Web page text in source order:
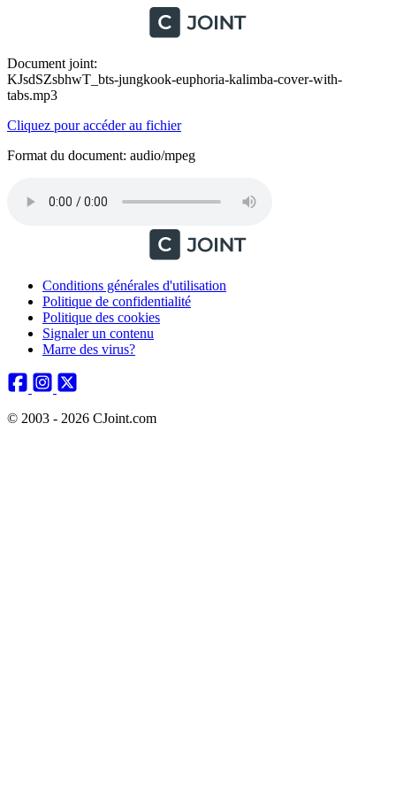
Document joint:
KJsdSZsbhwT_bts-jungkook-euphoria-kalimba-cover-with-
tabs.mp3
Cliquez pour accéder au fichier
Format du document: audio/mpeg
Conditions générales d'utilisation
Politique de confidentialité
Politique des cookies
Signaler un contenu
Marre des virus?
© 2003 - 2026 CJoint.com